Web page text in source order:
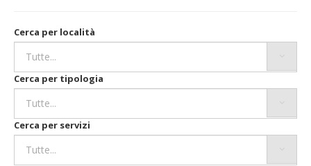
Cerca per località
Cerca per tipologia
Cerca per servizi